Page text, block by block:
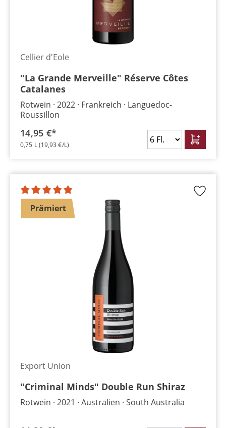
Cellier d'Eole
"La Grande Merveille" Réserve Côtes
Catalanes
Rotwein 2022 Frankreich
Languedoc-
Roussillon
14,95 €*
0,75 L(19,93 €/L)
Prämiert
Export Union
"Criminal Minds" Double Run Shiraz
Rotwein 2021 Australien South Australia